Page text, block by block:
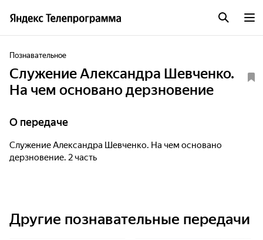
Познавательное
Служение Александра Шевченко.
На чем основано дерзновение
О передаче
Служение Александра Шевченко. На чем основано
дерзновение. 2 часть
Другие познавательные передачи